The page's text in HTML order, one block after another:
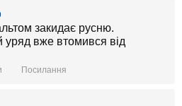
закидає русню.
уряд вже втомився від
Посилання